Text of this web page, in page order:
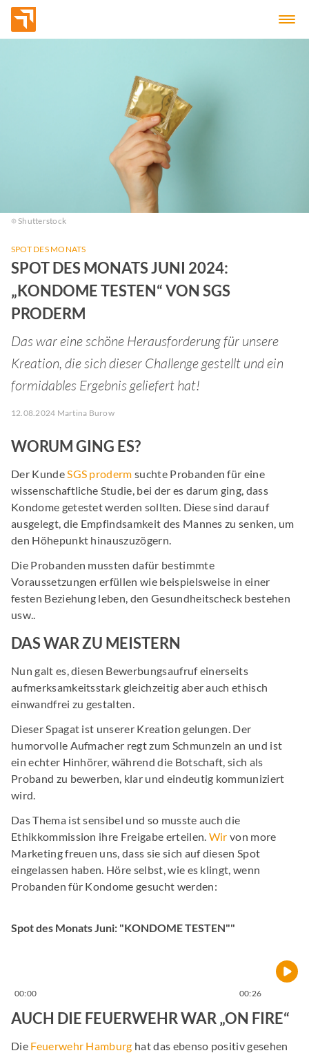
Shutterstock
SPOT DES MONATS
SPOT DES MONATS JUNI 2024:
„KONDOME TESTEN“ VON SGS
PRODERM
Das war eine schöne Herausforderung für unsere
Kreation, die sich dieser Challenge gestellt und ein
formidables Ergebnis geliefert hat!
12.08.2024 Martina Burow
WORUM GING ES?
Der KundeSGS proderm suchte Probanden für eine
wissenschaftliche Studie, bei der es darum ging, dass
Kondome getestet werden sollten. Diese sind darauf
ausgelegt, die Empfindsamkeit des Mannes zu senken, um
den Höhepunkt hinauszuzögern.
Die Probanden mussten dafür bestimmte
Voraussetzungen erfüllen wie beispielsweise in einer
festen Beziehung leben, den Gesundheitscheck bestehen
usw..
DAS WAR ZU MEISTERN
Nun galt es, diesen Bewerbungsaufruf einerseits
aufmerksamkeitsstark gleichzeitig aber auch ethisch
einwandfrei zu gestalten.
Dieser Spagat ist unserer Kreation gelungen. Der
humorvolle Aufmacher regt zum Schmunzeln an und ist
ein echter Hinhörer, während die Botschaft, sich als
Proband zu bewerben, klar und eindeutig kommuniziert
wird.
Das Thema ist sensibel und so musste auch die
Ethikkommission ihre Freigabe erteilen. Wir von more
Marketing freuen uns, dass sie sich auf diesen Spot
eingelassen haben. Höre selbst, wie es klingt, wenn
Probanden für Kondome gesucht werden:
Spot des Monats Juni: "KONDOME TESTEN""
00:00 00:26
AUCH DIE FEUERWEHR WAR „ON FIRE“
Die Feuerwehr Hamburg hat das ebenso positiv gesehen